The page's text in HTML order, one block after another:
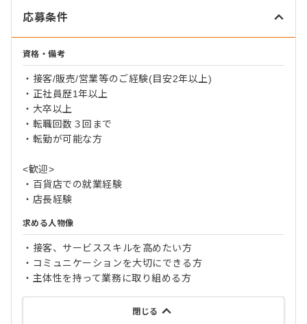
応募条件
資格・備考
・接客/販売/営業等のご経験(目安2年以上)
・正社員歴1年以上
・大卒以上
・転職回数３回まで
・転勤が可能な方
<歓迎>
・百貨店での就業経験
・店長経験
求める人物像
・接客、サービススキルを高めたい方
・コミュニケーションを大切にできる方
・主体性を持って業務に取り組める方
閉じる